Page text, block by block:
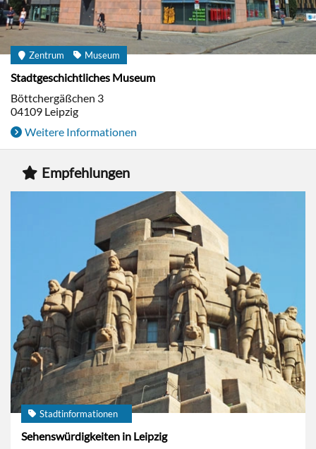
Zentrum Museum
Stadtgeschichtliches Museum
Böttchergäßchen 3
04109 Leipzig
Weitere Informationen
Empfehlungen
Stadtinformationen
Sehenswürdigkeiten in Leipzig